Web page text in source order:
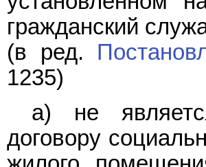
гражданский
(в ред.
1235)
а) не
договору